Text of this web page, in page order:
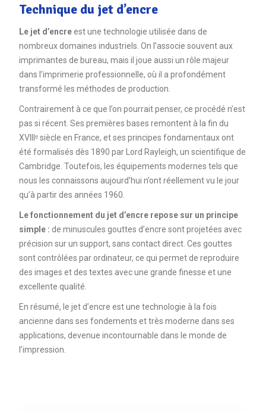
Technique du jet d’encre
Le jet d’encreest une technologie utilisée dans de
nombreux domaines industriels. On l’associe souvent aux
imprimantes de bureau, mais il joue aussi un rôle majeur
dans l’imprimerie professionnelle, où il a profondément
transformé les méthodes de production.
Contrairement à ce que l’on pourrait penser, ce procédé n’est
pas si récent. Ses premières bases remontent à la fin du
XVIIIᵉ siècle en France, et ses principes fondamentaux ont
été formalisés dès 1890 par Lord Rayleigh, un scientifique de
Cambridge. Toutefois, les équipements modernes tels que
nous les connaissons aujourd’hui n’ont réellement vu le jour
qu’à partir des années 1960.
Le fonctionnement du jet d’encre repose sur un principe
simple : de minuscules gouttes d’encre sont projetées avec
précision sur un support, sans contact direct. Ces gouttes
sont contrôlées par ordinateur, ce qui permet de reproduire
des images et des textes avec une grande finesse et une
excellente qualité.
En résumé, le jet d’encre est une technologie à la fois
ancienne dans ses fondements et très moderne dans ses
applications, devenue incontournable dans le monde de
l’impression.